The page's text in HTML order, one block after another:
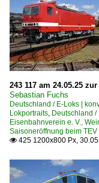
Wurzen
~ Sonstige
Brücken
Formsignale
243 117 am 24.05.25
Sebastian Fuchs
Deutschland / E-Loks |
Lokportraits, Deutschland
Eisenbahnverein e. V.,
Saisoneröffnung beim TEV
 425 1200x800 Px,